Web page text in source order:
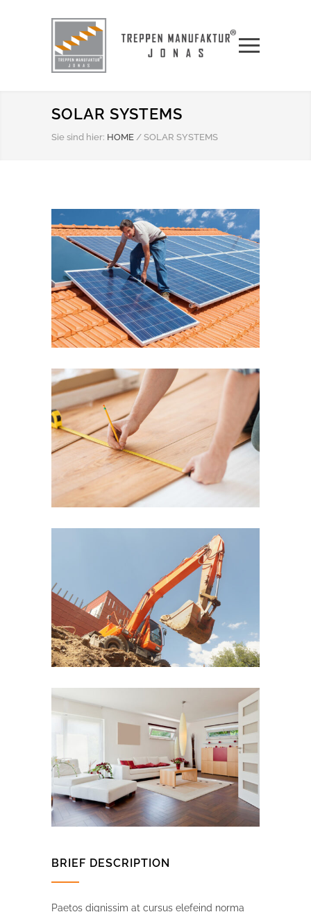
SOLAR SYSTEMS
Sie sind hier: HOME / SOLAR SYSTEMS
BRIEF DESCRIPTION
Paetos dignissim at cursus elefeind norma